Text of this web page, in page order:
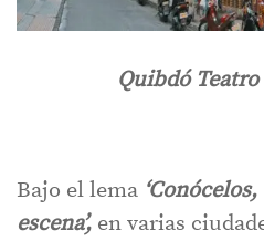
Quibdó
Bajo el lema
escena’, en varias